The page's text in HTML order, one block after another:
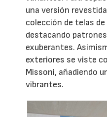
una versión
colección de telas de
destacando
exuberantes.
exteriores se viste
Missoni, añadiendo
vibrantes.